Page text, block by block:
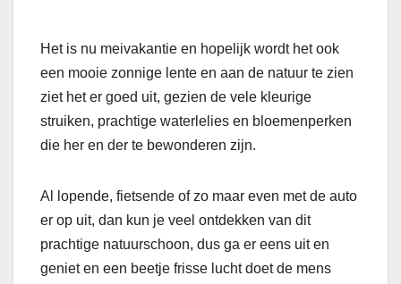
Het is nu meivakantie en hopelijk wordt het ook
een mooie zonnige lente en aan de natuur te zien
ziet het er goed uit, gezien de vele kleurige
struiken, prachtige waterlelies en bloemenperken
die her en der te bewonderen zijn.
Al lopende, fietsende of zo maar even met de auto
er op uit, dan kun je veel ontdekken van dit
prachtige natuurschoon, dus ga er eens uit en
geniet en een beetje frisse lucht doet de mens